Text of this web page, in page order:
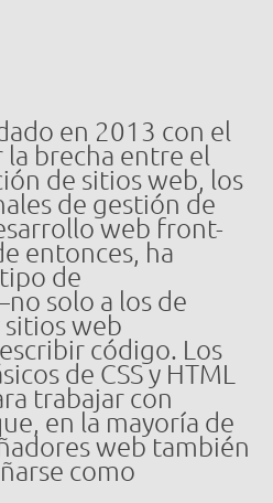
en 2013 con el
brecha entre el
de sitios web, los
de gestión de
web front-
entonces, ha
de
solo a los de
web
código. Los
de CSS y HTML
trabajar con
en la mayoría de
web también
como